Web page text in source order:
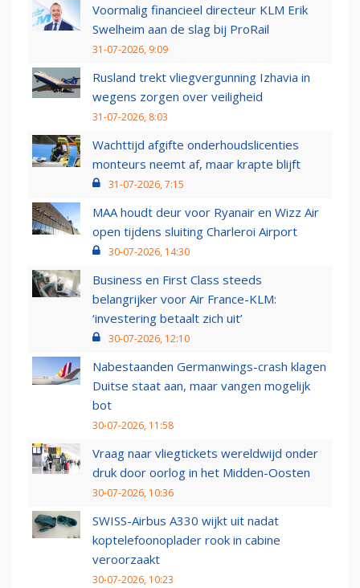
Voormalig financieel directeur KLM Erik
Swelheim aan de slag bij ProRail
31-07-2026, 9:09
Rusland trekt vliegvergunning Izhavia in
wegens zorgen over veiligheid
31-07-2026, 8:03
Wachttijd afgifte onderhoudslicenties
monteurs neemt af, maar krapte blijft
31-07-2026, 7:15
MAA houdt deur voor Ryanair en Wizz Air
open tijdens sluiting Charleroi Airport
30-07-2026, 14:30
Business en First Class steeds
belangrijker voor Air France-KLM:
‘investering betaalt zich uit’
30-07-2026, 12:10
Nabestaanden Germanwings-crash klagen
Duitse staat aan, maar vangen mogelijk
bot
30-07-2026, 11:58
Vraag naar vliegtickets wereldwijd onder
druk door oorlog in het Midden-Oosten
30-07-2026, 10:36
SWISS-Airbus A330 wijkt uit nadat
koptelefoonoplader rook in cabine
veroorzaakt
30-07-2026, 10:23